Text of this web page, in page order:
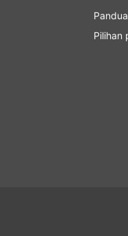
Pilihan